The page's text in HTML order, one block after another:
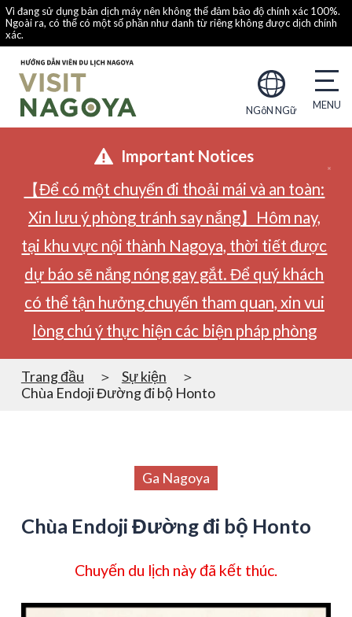
Vì đang sử dụng bản dịch máy nên không thể đảm bảo độ chính xác 100%.
Ngoài ra, có thể có một số phần như danh từ riêng không được dịch chính
xác.
NGôN NGữ
Important Notices
【Để có một chuyến đi thoải mái và an toàn:
Xin lưu ý phòng tránh say nắng】Hôm nay,
tại khu vực nội thành Nagoya, thời tiết được
dự báo sẽ nắng nóng gay gắt. Để quý khách
có thể tận hưởng chuyến tham quan, xin vui
lòng chú ý thực hiện các biện pháp phòng
Trang đầu
Sự kiện
Chùa Endoji Đường đi bộ Honto
Ga Nagoya
Chùa Endoji Đường đi bộ Honto
Chuyến du lịch này đã kết thúc.